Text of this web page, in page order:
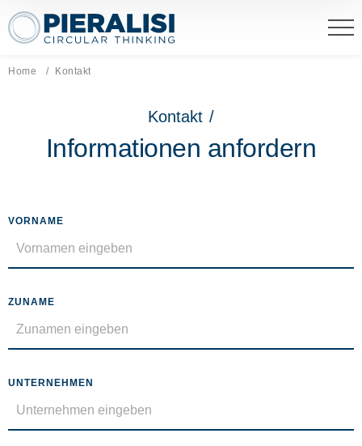
Pieralisi Maip Spa
Home Aktuelle Seite:
Kontakt
Kontakt /
Informationen anfordern
VORNAME
ZUNAME
UNTERNEHMEN